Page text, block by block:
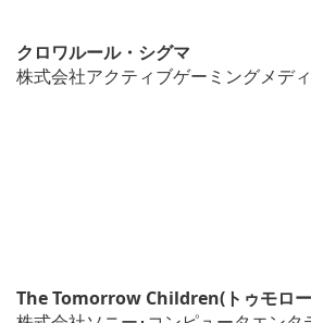
クロワルール・シグマ
株式会社アクティブゲーミングメデ
The Tomorrow Children(トゥモロ